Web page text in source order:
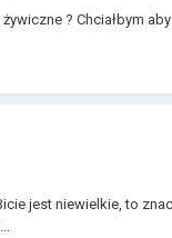
? Chciałbym
jest niewielkie, to